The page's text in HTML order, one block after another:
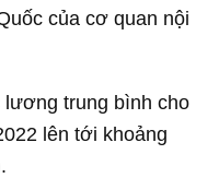
của cơ quan nội
lương trung bình cho
lên tới khoảng